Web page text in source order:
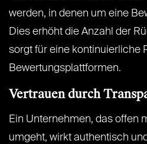
werden, in denen um eine
Dies erhöht die Anzahl der
sorgt für eine kontinuierliche
Bewertungsplattformen.
Vertrauen durch
Ein Unternehmen, das offen
umgeht, wirkt authentisch